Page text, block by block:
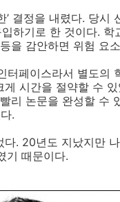
결정을 내렸다. 당시
하기로 한 것이다. 학
을 감안하면 위험 요
페이스라서 별도의
시간을 절약할 수
리 논문을 완성할 수
.
. 20년도 지났지만
기 때문이다.